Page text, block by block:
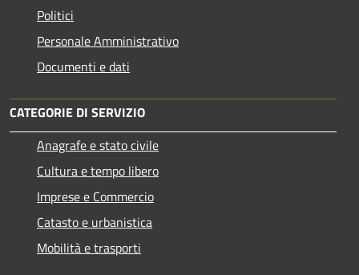
Politici
Personale Amministrativo
Documenti e dati
CATEGORIE DI SERVIZIO
Anagrafe e stato civile
Cultura e tempo libero
Imprese e Commercio
Catasto e urbanistica
Mobilità e trasporti